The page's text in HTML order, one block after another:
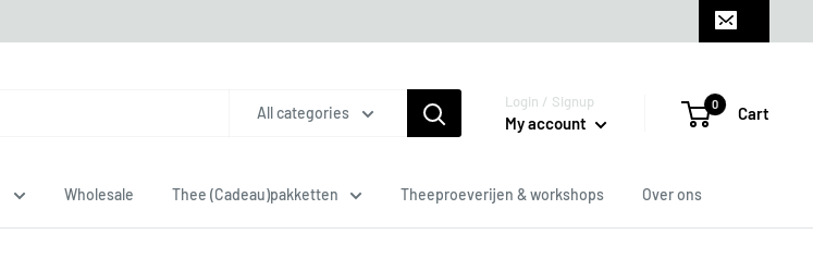
All categories
Login / Signup
My account
0 Cart
Wholesale Thee (Cadeau)pakketten Theeproeverijen & workshops Over ons